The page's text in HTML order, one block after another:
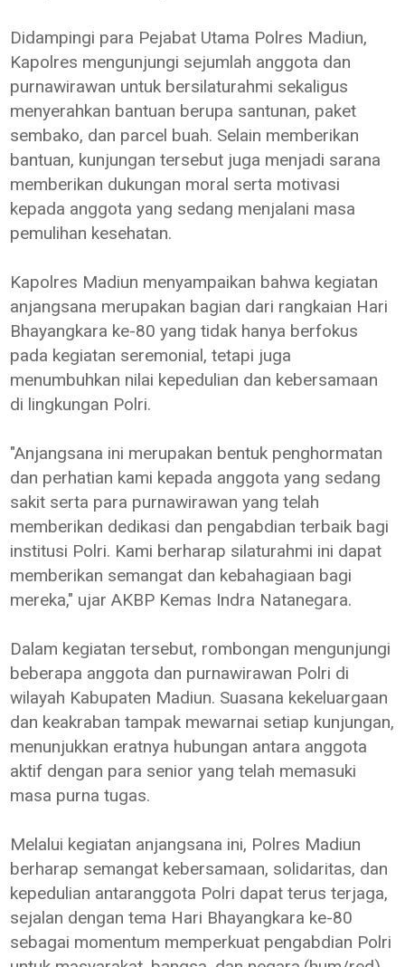
Didampingi para Pejabat Utama Polres Madiun,
Kapolres mengunjungi sejumlah anggota dan
purnawirawan untuk bersilaturahmi sekaligus
menyerahkan bantuan berupa santunan, paket
sembako, dan parcel buah. Selain memberikan
bantuan, kunjungan tersebut juga menjadi sarana
memberikan dukungan moral serta motivasi
kepada anggota yang sedang menjalani masa
pemulihan kesehatan.
Kapolres Madiun menyampaikan bahwa kegiatan
anjangsana merupakan bagian dari rangkaian Hari
Bhayangkara ke-80 yang tidak hanya berfokus
pada kegiatan seremonial, tetapi juga
menumbuhkan nilai kepedulian dan kebersamaan
di lingkungan Polri.
"Anjangsana ini merupakan bentuk penghormatan
dan perhatian kami kepada anggota yang sedang
sakit serta para purnawirawan yang telah
memberikan dedikasi dan pengabdian terbaik bagi
institusi Polri. Kami berharap silaturahmi ini dapat
memberikan semangat dan kebahagiaan bagi
mereka," ujar AKBP Kemas Indra Natanegara.
Dalam kegiatan tersebut, rombongan mengunjungi
beberapa anggota dan purnawirawan Polri di
wilayah Kabupaten Madiun. Suasana kekeluargaan
dan keakraban tampak mewarnai setiap kunjungan,
menunjukkan eratnya hubungan antara anggota
aktif dengan para senior yang telah memasuki
masa purna tugas.
Melalui kegiatan anjangsana ini, Polres Madiun
berharap semangat kebersamaan, solidaritas, dan
kepedulian antaranggota Polri dapat terus terjaga,
sejalan dengan tema Hari Bhayangkara ke-80
sebagai momentum memperkuat pengabdian Polri